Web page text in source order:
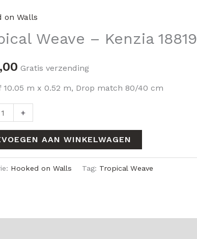
on Walls
Weave – Kenzia 18819
Gratis verzending
10.05 m x 0.52 m, Drop match 80/40 cm
+
AAN WINKELWAGEN
Hooked on Walls Tag: Tropical Weave